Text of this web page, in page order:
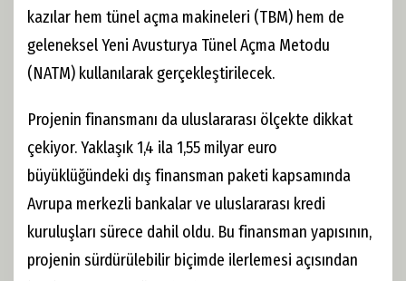
kazılar hem tünel açma makineleri (TBM) hem de
geleneksel Yeni Avusturya Tünel Açma Metodu
(NATM) kullanılarak gerçekleştirilecek.
Projenin finansmanı da uluslararası ölçekte dikkat
çekiyor. Yaklaşık 1,4 ila 1,55 milyar euro
büyüklüğündeki dış finansman paketi kapsamında
Avrupa merkezli bankalar ve uluslararası kredi
kuruluşları sürece dahil oldu. Bu finansman yapısının,
projenin sürdürülebilir biçimde ilerlemesi açısından